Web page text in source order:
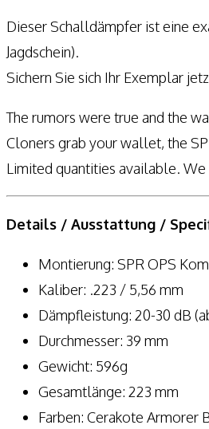
SPR
Gewehre
Menge
Dieser Schalldämpfer ist eine
Jagdschein).
Sichern Sie sich Ihr Exemplar
The rumors were true and the
Cloners grab your wallet, the
Limited quantities available.
Details / Ausstattung /
Montierung: SPR OPS
Kaliber: .223 / 5,56 mm
Dämpfleistung: 20-30 dB
Durchmesser: 39 mm
Gewicht: 596g
Gesamtlänge: 223 mm
Farben: Cerakote Armorer